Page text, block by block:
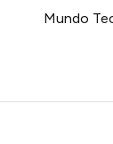
Mundo